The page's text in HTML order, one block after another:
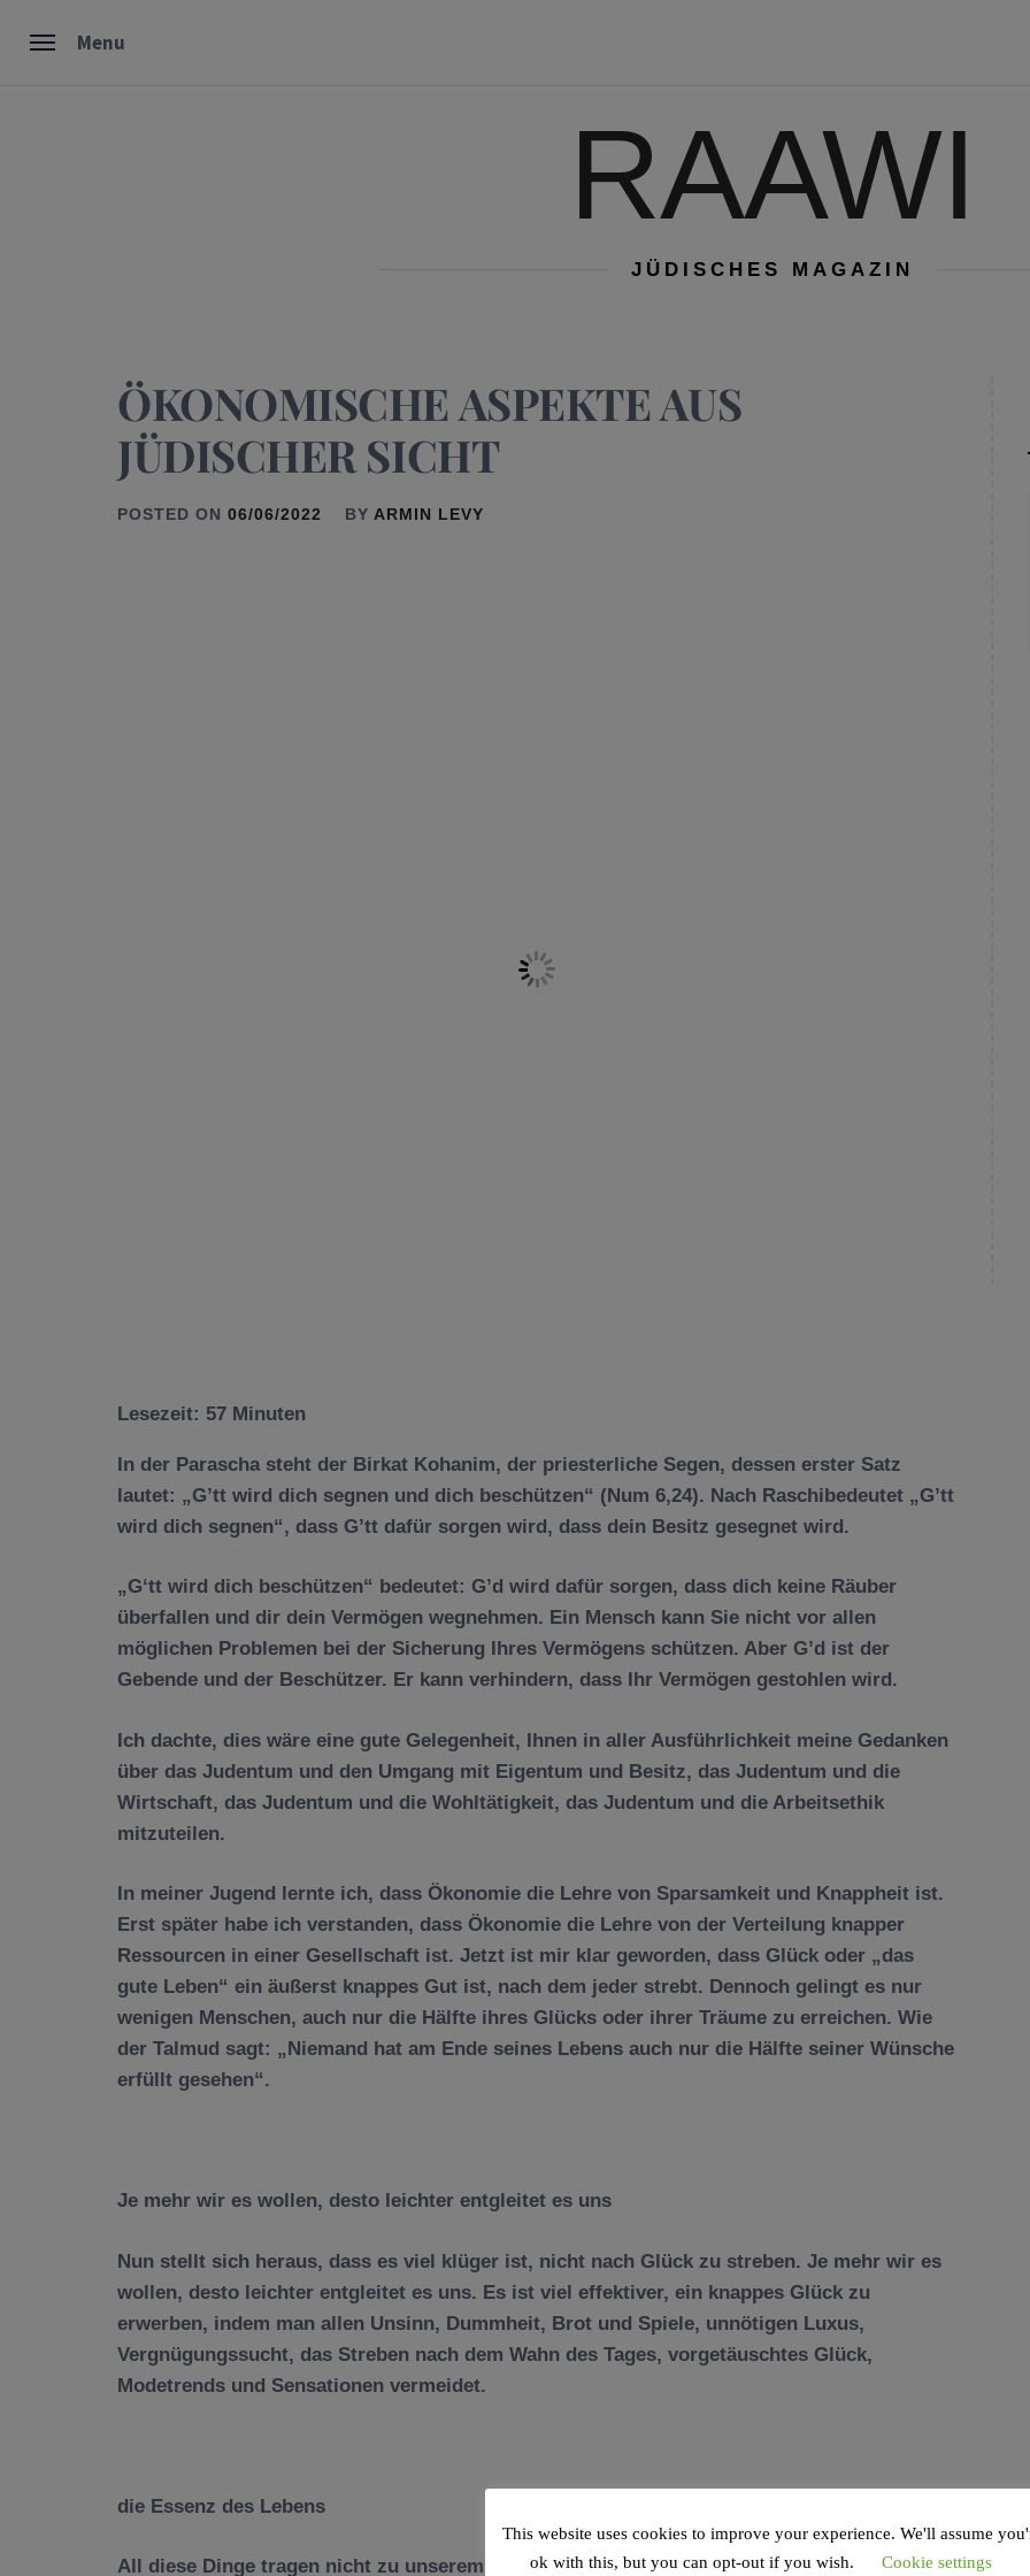
Menu
RAAWI
JÜDISCHES MAGAZIN
ÖKONOMISCHE ASPEKTE AUS
JÜDISCHER SICHT
POSTED ON 06/06/2022 BY ARMIN LEVY
Lesezeit: 57 Minuten
In der Parascha steht der Birkat Kohanim, der priesterliche Segen, dessen erster Satz
lautet: „G’tt wird dich segnen und dich beschützen“ (Num 6,24). Nach Raschibedeutet „G’tt
wird dich segnen“, dass G’tt dafür sorgen wird, dass dein Besitz gesegnet wird.
„G‘tt wird dich beschützen“ bedeutet: G’d wird dafür sorgen, dass dich keine Räuber
überfallen und dir dein Vermögen wegnehmen. Ein Mensch kann Sie nicht vor allen
möglichen Problemen bei der Sicherung Ihres Vermögens schützen. Aber G’d ist der
Gebende und der Beschützer. Er kann verhindern, dass Ihr Vermögen gestohlen wird.
Ich dachte, dies wäre eine gute Gelegenheit, Ihnen in aller Ausführlichkeit meine Gedanken
über das Judentum und den Umgang mit Eigentum und Besitz, das Judentum und die
Wirtschaft, das Judentum und die Wohltätigkeit, das Judentum und die Arbeitsethik
mitzuteilen.
In meiner Jugend lernte ich, dass Ökonomie die Lehre von Sparsamkeit und Knappheit ist.
Erst später habe ich verstanden, dass Ökonomie die Lehre von der Verteilung knapper
Ressourcen in einer Gesellschaft ist. Jetzt ist mir klar geworden, dass Gl ück oder „das
gute Leben“ ein äußerst knappes Gut ist, nach dem jeder strebt. Dennoch gelingt es nur
wenigen Menschen, auch nur die Hälfte ihres Gl ücks oder ihrer Träume zu erreichen. Wie
der Talmud sagt: „Niemand hat am Ende seines Lebens auch nur die Hälfte seiner Wünsche
erfü llt gesehen“.
Je mehr wir es wollen, desto leichter entgleitet es uns
Nun stellt sich heraus, dass es viel klüger ist, nicht nach Glück zu streben. Je mehr wir es
wollen, desto leichter entgleitet es uns. Es ist viel effektiver, ein knappes Glück zu
erwerben, indem man allen Unsinn, Dummheit, Brot und Spiele, unnötigen Luxus,
Vergnügungssucht, das Streben nach dem Wahn des Tages, vorgetäuschtes Glück,
Modetrends und Sensationen vermeidet.
die Essenz des Lebens
All diese Dinge tragen nicht zu unserem Lebensglü ck oder dem Gefühl bei, f ür etwas gelebt
This website uses cookies to improve your experience. We'll assume
ok with this, but you can opt-out if you wish.
Cookie settings